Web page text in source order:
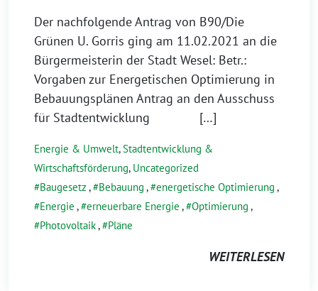
Der nachfolgende Antrag von B90/Die
Grünen U. Gorris ging am 11.02.2021 an die
Bürgermeisterin der Stadt Wesel: Betr.:
Vorgaben zur Energetischen Optimierung in
Bebauungsplänen Antrag an den Ausschuss
für Stadtentwicklung […]
Energie & Umwelt,Stadtentwicklung &
Wirtschaftsförderung, Uncategorized
Baugesetz , Bebauung , energetische Optimierung ,
Energie , erneuerbare Energie , Optimierung ,
Photovoltaik, Pläne
WEITERLESEN